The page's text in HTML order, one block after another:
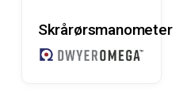
Skrårørsmanometer